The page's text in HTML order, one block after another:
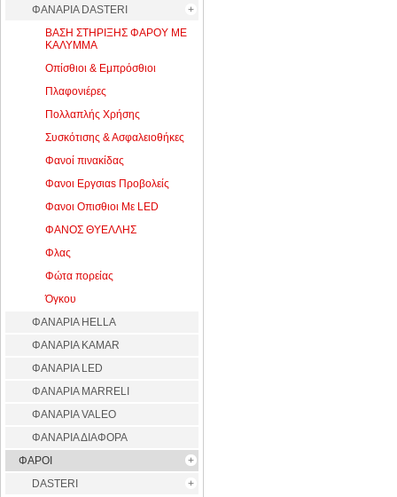
ΦΑΝΑΡΙΑ DASTERI
ΒΑΣΗ ΣΤΗΡΙΞΗΣ ΦΑΡΟΥ ΜΕ
ΚΑΛΥΜΜΑ
Οπίσθιοι & Εμπρόσθιοι
Πλαφονιέρες
Πολλαπλής Χρήσης
Συσκότισης & Ασφαλειοθήκες
Φανοί πινακίδας
Φανοι Εργσιαs Προβολείς
Φανοι Οπισθιοι Με LED
ΦΑΝΟΣ ΘΥΕΛΛΗΣ
Φλας
Φώτα πορείας
Όγκου
ΦΑΝΑΡΙΑ HELLA
ΦΑΝΑΡΙΑ KAMAR
ΦΑΝΑΡΙΑ LED
ΦΑΝΑΡΙΑ MARRELI
ΦΑΝΑΡΙΑ VALEO
ΦΑΝΑΡΙΑ ΔΙΑΦΟΡΑ
ΦΑΡΟΙ
DASTERI